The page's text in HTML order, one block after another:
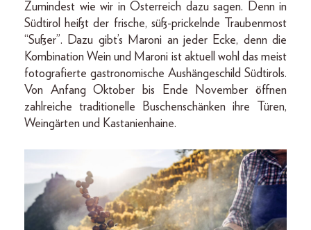
Zumindest wie wir in Österreich dazu sagen. Denn in
Südtirol heißt der frische, süß-prickelnde Traubenmost
“Sußer”. Dazu gibt’s Maroni an jeder Ecke, denn die
Kombination Wein und Maroni ist aktuell wohl das meist
fotografierte gastronomische Aushängeschild Südtirols.
Von Anfang Oktober bis Ende November öffnen
zahlreiche traditionelle Buschenschänken ihre Türen,
Weingärten und Kastanienhaine.